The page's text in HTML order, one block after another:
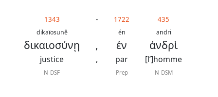
1343
dikaïosunê
δικαιοσύνῃ
justice
N-DSF
-
,
,
1722
én
ἐν
par
Prep
435
andri
ἀνδρὶ
[l’]homme
N-DSM
révisée